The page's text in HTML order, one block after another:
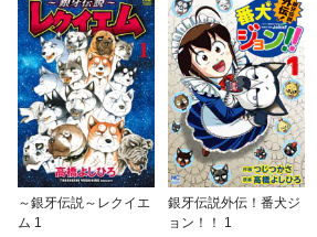
～銀牙伝説～レクイエ
ム 1
銀牙伝説外伝！番犬ジ
ョン！！ 1